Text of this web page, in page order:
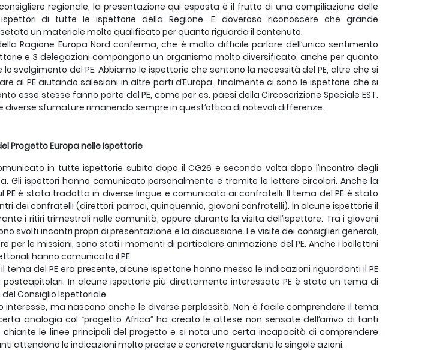
regionale, la presentazione qui esposta è il frutto di una compiliazione delle
di tutte le ispettorie della Regione. E’ doveroso riconoscere che grande
un materiale molto qualificato per quanto riguarda il contenuto.
Ragione Europa Nord conferma, che è molto difficile parlare dell’unico sentimento
e 3 delegazioni compongono un organismo molto diversificato, anche per quanto
svolgimento del PE. Abbiamo le ispettorie che sentono la necessità del PE, altre che si
al PE aiutando salesiani in altre parti d’Europa, finalmente ci sono le ispettorie che si
esse stesse fanno parte del PE, come per es. paesi della Circoscrizione Speciale EST.
diverse sfumature rimanendo sempre in quest’ottica di notevoli differenze.
Progetto Europa nelle Ispettorie
in tutte ispettorie subito dopo il CG26 e seconda volta dopo l’incontro degli
Gli ispettori hanno comunicato personalmente e tramite le lettere circolari. Anche la
PE è stata tradotta in diverse lingue e comunicata ai confratelli. Il tema del PE è stato
dei confratelli (direttori, parroci, quinquennio, giovani confratelli). In alcune ispettorie il
i ritiri trimestrali nelle comunità, oppure durante la visita dell’ispettore. Tra i giovani
svolti incontri propri di presentazione e la discussione. Le visite dei consiglieri generali,
per le missioni, sono stati i momenti di particolare animazione del PE. Anche i bollettini
hanno comunicato il PE.
tema del PE era presente, alcune ispettorie hanno messo le indicazioni riguardanti il PE
postcapitolari. In alcune ispettorie più direttamente interessate PE è stato un tema di
Consiglio Ispettoriale.
ma nascono anche le diverse perplessità. Non è facile comprendere il tema
analogia col “progetto Africa” ha creato le attese non sensate dell’arrivo di tanti
chiarite le linee principali del progetto e si nota una certa incapacità di comprendere
attendono le indicazioni molto precise e concrete riguardanti le singole azioni.